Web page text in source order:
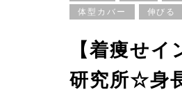
体型カバー
伸びる
【着痩せ
研究所☆身